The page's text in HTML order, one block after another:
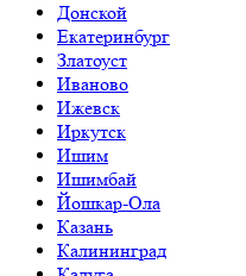
Донской
Екатеринбург
Златоуст
Иваново
Ижевск
Иркутск
Ишим
Ишимбай
Йошкар-Ола
Казань
Калининград